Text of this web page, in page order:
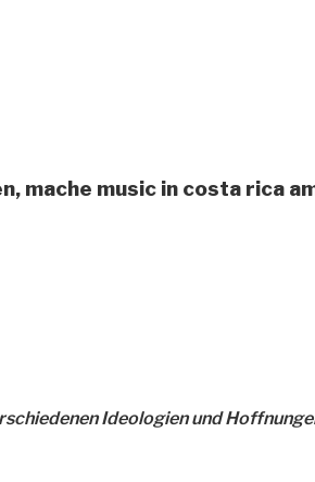
mache music in costa rica
Ideologien und